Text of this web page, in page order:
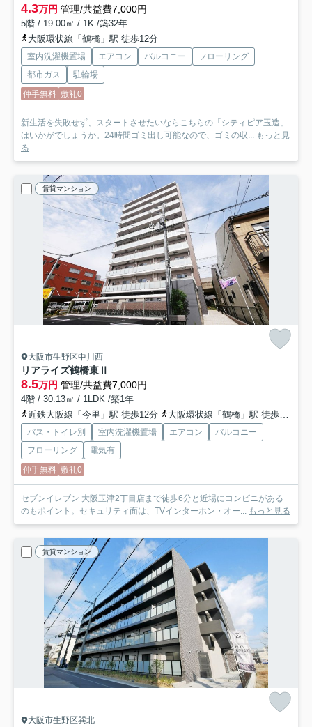
4.3万円 管理/共益費7,000円
5階 / 19.00㎡ / 1K /築32年
大阪環状線「鶴橋」駅 徒歩12分
室内洗濯機置場 エアコン バルコニー
フローリング
都市ガス
駐輪場
仲手無料 敷礼0
新生活を失敗せず、スタートさせたいならこちらの「シティピア玉造」
はいかがでしょうか。24時間ゴミ出し可能なので、ゴミの収... もっと見
る
賃貸マンション
大阪市生野区中川西
リアライズ鶴橋東Ⅱ
8.5万円 管理/共益費7,000円
4階 / 30.13㎡ / 1LDK /築1年
近鉄大阪線「今里」駅 徒歩12分
大阪環状線「鶴橋」駅 徒歩12分
バス・トイレ別 室内洗濯機置場 エアコン
バルコニー
フローリング
電気有
仲手無料 敷礼0
セブンイレブン 大阪玉津2丁目店まで徒歩6分と近場にコンビニがある
のもポイント。セキュリティ面は、TVインターホン・オー... もっと見る
賃貸マンション
大阪市生野区巽北